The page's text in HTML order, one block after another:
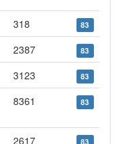
318 83
2387 83
3123 83
8361 83
2617 83